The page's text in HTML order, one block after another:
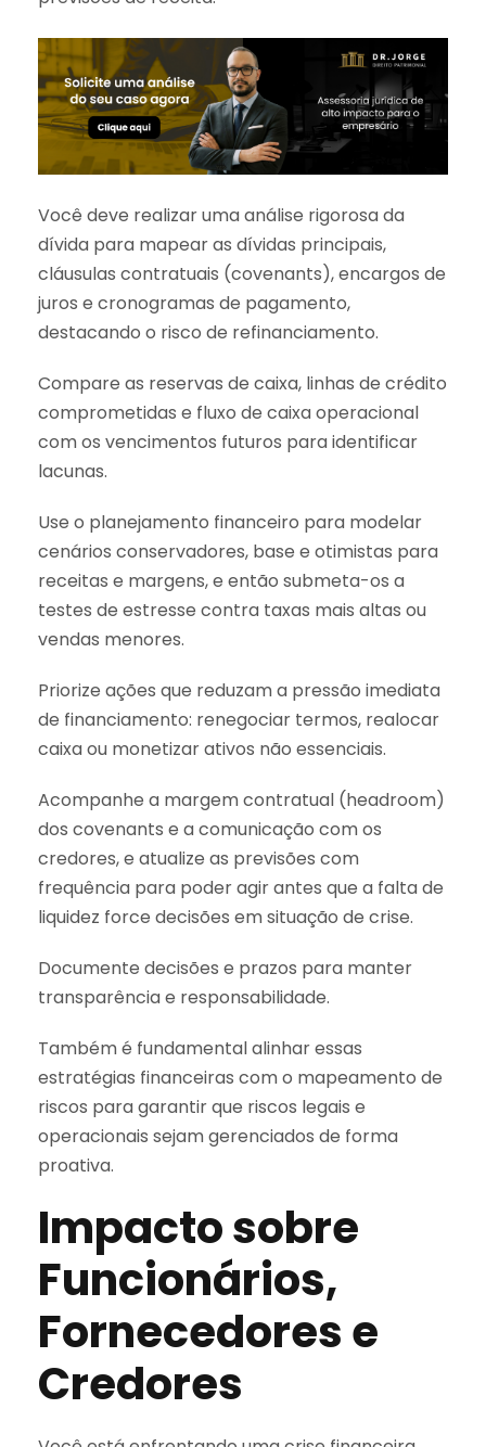
Você deve realizar uma análise rigorosa da
dívida para mapear as dívidas principais,
cláusulas contratuais (covenants), encargos de
juros e cronogramas de pagamento,
destacando o risco de refinanciamento.
Compare as reservas de caixa, linhas de crédito
comprometidas e fluxo de caixa operacional
com os vencimentos futuros para identificar
lacunas.
Use o planejamento financeiro para modelar
cenários conservadores, base e otimistas para
receitas e margens, e então submeta-os a
testes de estresse contra taxas mais altas ou
vendas menores.
Priorize ações que reduzam a pressão imediata
de financiamento: renegociar termos, realocar
caixa ou monetizar ativos não essenciais.
Acompanhe a margem contratual (headroom)
dos covenants e a comunicação com os
credores, e atualize as previsões com
frequência para poder agir antes que a falta de
liquidez force decisões em situação de crise.
Documente decisões e prazos para manter
transparência e responsabilidade.
Também é fundamental alinhar essas
estratégias financeiras com o mapeamento de
riscos para garantir que riscos legais e
operacionais sejam gerenciados de forma
proativa.
Impacto sobre
Funcionários,
Fornecedores e
Credores